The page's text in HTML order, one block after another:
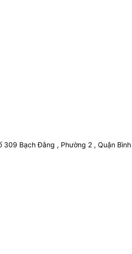
309 Bạch Đằng , Phường 2 , Quận